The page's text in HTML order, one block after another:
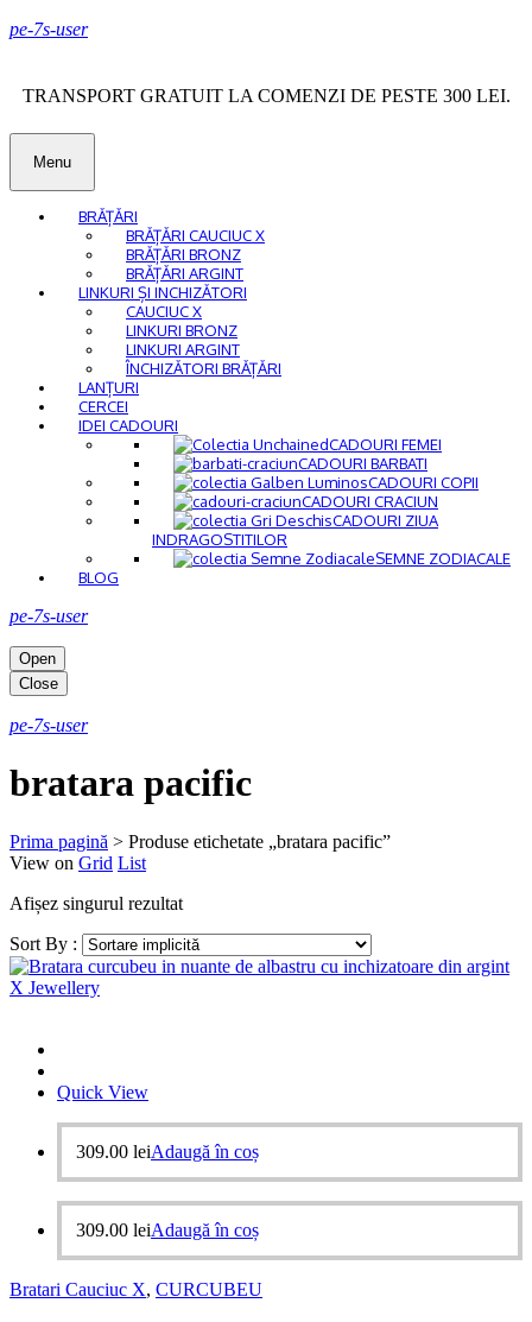
pe-7s-user
TRANSPORT GRATUIT LA COMENZI DE PESTE 300 LEI.
Menu
BRĂȚĂRI
BRĂȚĂRI CAUCIUC X
BRĂȚĂRI BRONZ
BRĂȚĂRI ARGINT
LINKURI ȘI INCHIZĂTORI
CAUCIUC X
LINKURI BRONZ
LINKURI ARGINT
ÎNCHIZĂTORI BRĂȚĂRI
LANȚURI
CERCEI
IDEI CADOURI
CADOURI FEMEI
CADOURI BARBATI
CADOURI COPII
CADOURI CRACIUN
CADOURI ZIUA
INDRAGOSTITILOR
SEMNE ZODIACALE
BLOG
pe-7s-user
Open
Close
pe-7s-user
bratara pacific
Prima pagină > Produse etichetate „bratara pacific”
View on Grid List
Afișez singurul rezultat
Sort By :
Quick View
309.00 leiAdaugă în coș
309.00 leiAdaugă în coș
Bratari Cauciuc X, CURCUBEU